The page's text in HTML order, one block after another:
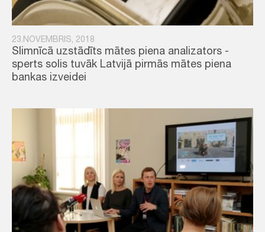
23.NOVEMBRIS, 2018
Slimnīcā uzstādīts mātes piena analizators -
sperts solis tuvāk Latvijā pirmās mātes piena
bankas izveidei